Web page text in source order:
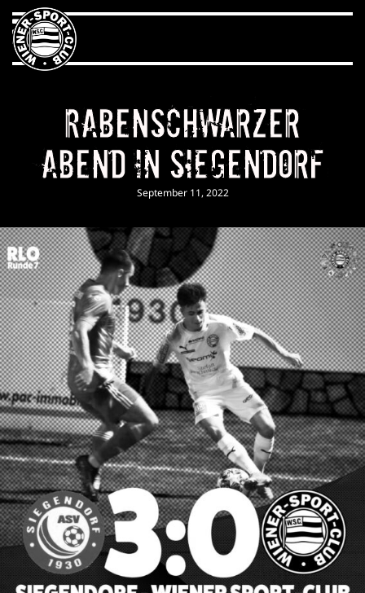
Rabenschwarzer
Abend in Siegendorf
September 11, 2022